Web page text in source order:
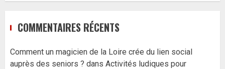
COMMENTAIRES RÉCENTS
Comment un magicien de la Loire crée du lien social
auprès des seniors ? dans Activités ludiques pour